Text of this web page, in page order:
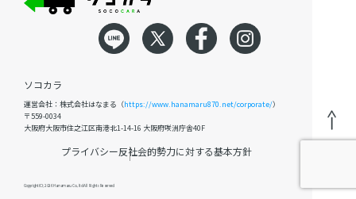
ソコカラ
運営会社：株式会社はなまる（https://www.hanamaru870.net/corporate/）
〒559-0034
大阪府大阪市住之江区南港北1-14-16 大阪府咲洲庁舎40F
プライバシー反社会的勢力に対する基本方針
Copyright(C); 2026 Hanamaru Co., ltd All Rights Reserved